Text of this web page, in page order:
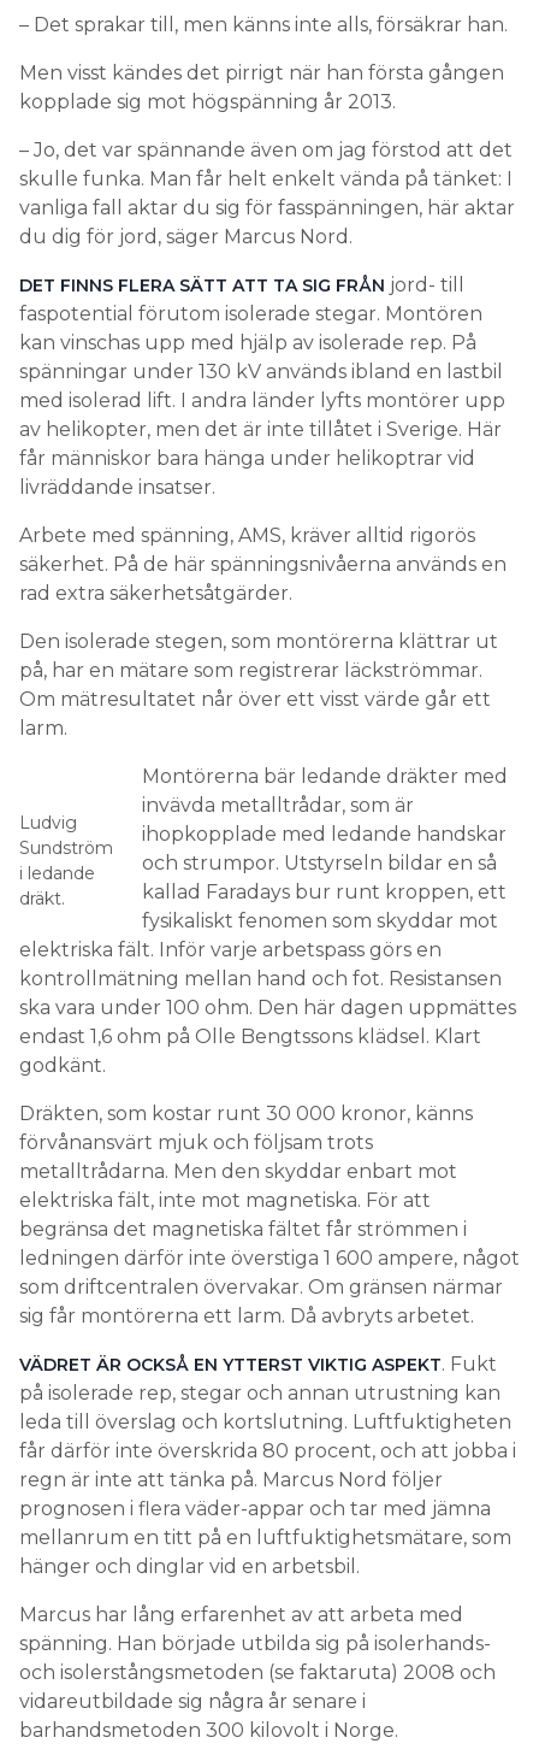
– Det sprakar till, men känns inte alls, försäkrar han.
Men visst kändes det pirrigt när han första gången
kopplade sig mot högspänning år 2013.
– Jo, det var spännande även om jag förstod att det
skulle funka. Man får helt enkelt vända på tänket: I
vanliga fall aktar du sig för fasspänningen, här aktar
du dig för jord, säger Marcus Nord.
DET FINNS FLERA SÄTT ATT TA SIG FRÅN jord- till
faspotential förutom isolerade stegar. Montören
kan vinschas upp med hjälp av isolerade rep. På
spänningar under 130 kV används ibland en lastbil
med isolerad lift. I andra länder lyfts montörer upp
av helikopter, men det är inte tillåtet i Sverige. Här
får människor bara hänga under helikoptrar vid
livräddande insatser.
Arbete med spänning, AMS, kräver alltid rigorös
säkerhet. På de här spänningsnivåerna används en
rad extra säkerhetsåtgärder.
Den isolerade stegen, som montörerna klättrar ut
på, har en mätare som registrerar läckströmmar.
Om mätresultatet når över ett visst värde går ett
larm.
Ludvig
Sundström
i ledande
dräkt.
Montörerna bär ledande dräkter med
invävda metalltrådar, som är
ihopkopplade med ledande handskar
och strumpor. Utstyrseln bildar en så
kallad Faradays bur runt kroppen, ett
fysikaliskt fenomen som skyddar mot
elektriska fält. Inför varje arbetspass görs en
kontrollmätning mellan hand och fot. Resistansen
ska vara under 100 ohm. Den här dagen uppmättes
endast 1,6 ohm på Olle Bengtssons klädsel. Klart
godkänt.
Dräkten, som kostar runt 30 000 kronor, känns
förvånansvärt mjuk och följsam trots
metalltrådarna. Men den skyddar enbart mot
elektriska fält, inte mot magnetiska. För att
begränsa det magnetiska fältet får strömmen i
ledningen därför inte överstiga 1 600 ampere, något
som driftcentralen övervakar. Om gränsen närmar
sig får montörerna ett larm. Då avbryts arbetet.
VÄDRET ÄR OCKSÅ EN YTTERST VIKTIG ASPEKT. Fukt
på isolerade rep, stegar och annan utrustning kan
leda till överslag och kortslutning. Luftfuktigheten
får därför inte överskrida 80 procent, och att jobba i
regn är inte att tänka på. Marcus Nord följer
prognosen i flera väder-appar och tar med jämna
mellanrum en titt på en luftfuktighetsmätare, som
hänger och dinglar vid en arbetsbil.
Marcus har lång erfarenhet av att arbeta med
spänning. Han började utbilda sig på isolerhands-
och isolerstångsmetoden (se faktaruta) 2008 och
vidareutbildade sig några år senare i
barhandsmetoden 300 kilovolt i Norge.